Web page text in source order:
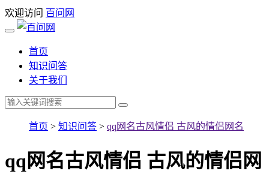
欢迎访问 百问网
首页
知识问答
关于我们
首页 > 知识问答 > qq网名古风情侣 古风的情侣网名
qq网名古风情侣 古风的情侣网